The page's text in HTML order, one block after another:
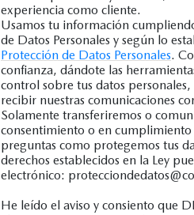
experiencia como cliente.
Usamos tu información
de Datos Personales y según lo
Protección de Datos Personales.
confianza, dándote las
control sobre tus datos
recibir nuestras comunicaciones
Solamente transferiremos o
consentimiento o en cumplimiento
preguntas como protegemos tus
derechos establecidos en la Ley
electrónico:
He leído el aviso y consiento que